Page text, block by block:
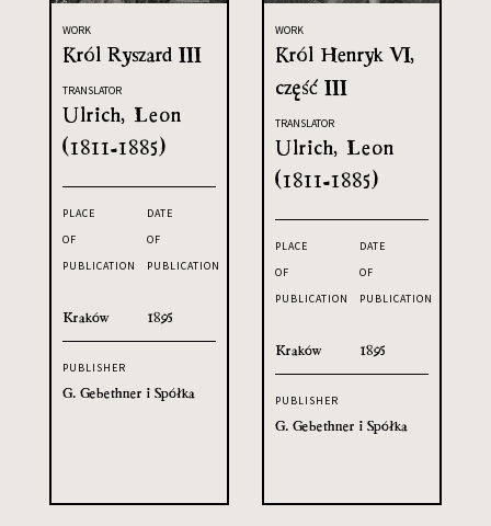
WORK
Król Ryszard III
TRANSLATOR
Ulrich, Leon
(1811-1885)
PLACE
OF
PUBLICATION
Kraków
DATE
OF
PUBLICATION
1895
PUBLISHER
G. Gebethner i Spółka
WORK
Król Henryk VI,
część III
TRANSLATOR
Ulrich, Leon
(1811-1885)
PLACE
OF
PUBLICATION
Kraków
DATE
OF
PUBLICATION
1895
PUBLISHER
G. Gebethner i Spółka